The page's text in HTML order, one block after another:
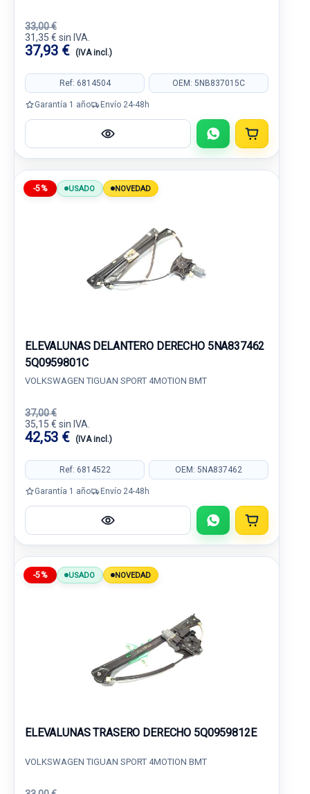
33,00 €
31,35 € sin IVA.
37,93 € (IVA incl.)
Ref: 6814504 OEM: 5NB837015C
Garantía 1 año Envío 24-48h
-5% USADO NOVEDAD
ELEVALUNAS DELANTERO DERECHO 5NA837462
5Q0959801C
VOLKSWAGEN TIGUAN SPORT 4MOTION BMT
37,00 €
35,15 € sin IVA.
42,53 € (IVA incl.)
Ref: 6814522 OEM: 5NA837462
Garantía 1 año Envío 24-48h
-5% USADO NOVEDAD
ELEVALUNAS TRASERO DERECHO 5Q0959812E
VOLKSWAGEN TIGUAN SPORT 4MOTION BMT